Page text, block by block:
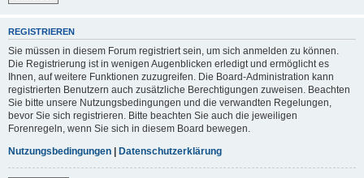
REGISTRIEREN
Sie müssen in diesem Forum registriert sein, um sich anmelden zu können.
Die Registrierung ist in wenigen Augenblicken erledigt und ermöglicht es
Ihnen, auf weitere Funktionen zuzugreifen. Die Board-Administration kann
registrierten Benutzern auch zusätzliche Berechtigungen zuweisen. Beachten
Sie bitte unsere Nutzungsbedingungen und die verwandten Regelungen,
bevor Sie sich registrieren. Bitte beachten Sie auch die jeweiligen
Forenregeln, wenn Sie sich in diesem Board bewegen.
Nutzungsbedingungen | Datenschutzerklärung